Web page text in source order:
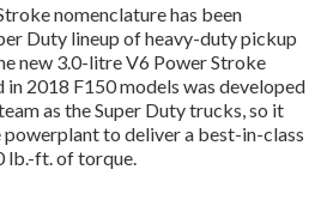
nomenclature has been
Duty lineup of heavy-duty pickup
new 3.0-litre V6 Power Stroke
2018 F150 models was developed
as the Super Duty trucks, so it
powerplant to deliver a best-in-class
lb.-ft. of torque.